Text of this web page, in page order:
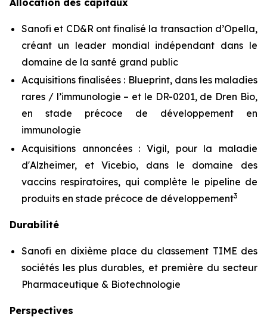
Sanofi et CD&R ont finalisé la transaction d’Opella,
créant un leader mondial indépendant dans le
domaine de la santé grand public
Acquisitions finalisées : Blueprint, dans les maladies
rares / l’immunologie – et le DR-0201, de Dren Bio,
en stade précoce de développement en
immunologie
Acquisitions annoncées : Vigil, pour la maladie
d'Alzheimer, et Vicebio, dans le domaine des
vaccins respiratoires, qui complète le pipeline de
produits en stade précoce de développement3
Durabilité
Sanofi en dixième place du classement TIME des
sociétés les plus durables, et première du secteur
Pharmaceutique & Biotechnologie
Perspectives